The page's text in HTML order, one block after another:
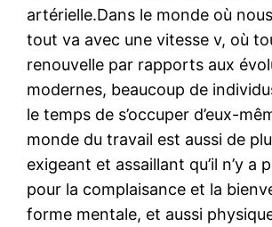
artérielle.Dans le monde où
tout va avec une vitesse v, où
renouvelle par rapports aux
modernes, beaucoup de
le temps de s’occuper d’eux-
monde du travail est aussi de
exigeant et assaillant qu’il n’y a
pour la complaisance et la
forme mentale, et aussi